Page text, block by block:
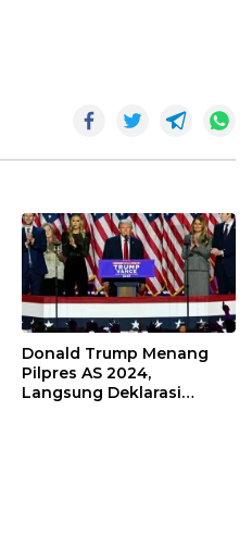
Donald Trump Menang
Pilpres AS 2024,
Langsung Deklarasi